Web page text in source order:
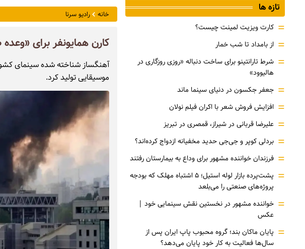
خانه رادیو سرنا
کارن همایونفر برای «وعده صادق ۴»
موسیقایی تولید کرد.
تازه ها
= کارت ویزیت لمینت چیست؟
= از بامداد تا شب خمار
= شرط تارانتینو برای ساخت دنباله «روزی روزگاری در
هالیوود»
= جعفر جکسون در دنیای سینما ماند
= افزایش فروش شعر با اکران فیلم نولان
= علیرضا قربانی در شیراز، قمصری در تبریز
= بردلی کوپر و جی‌جی حدید مخفیانه ازدواج کرده‌اند؟
= فرزندان خواننده مشهور برای وداع به بیمارستان رفتند
=
پشت‌پرده بازار لوله استیل؛ ۵ اشتباه مهلک که بودجه
پروژه‌های صنعتی را می‌بلعد
= خواننده مشهور در نخستین نقش سینمایی خود |‌
عکس
= پایان ماکان بند؛ گروه محبوب پاپ ایران پس از
سال‌ها فعالیت به کار خود پایان می‌دهد؟